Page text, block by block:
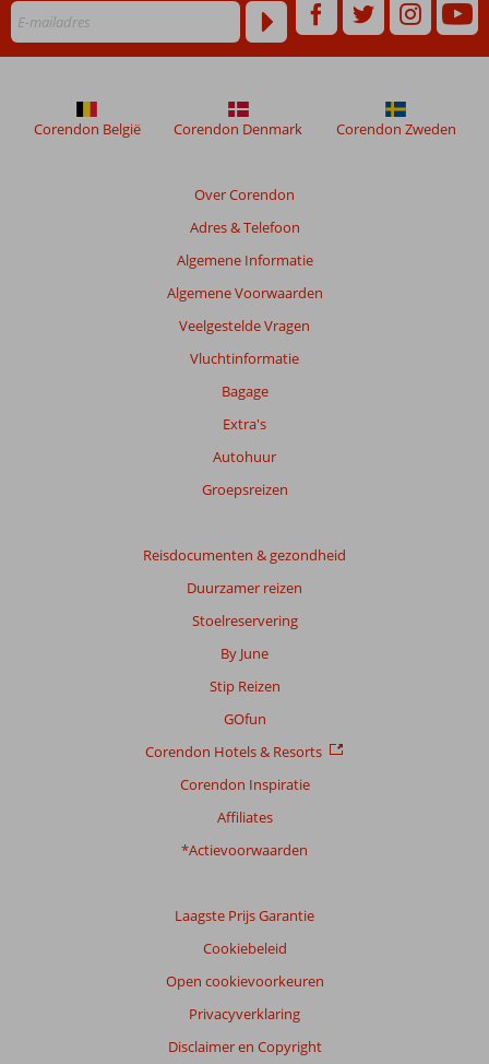
niet
weergegeven
om
Over Corendon
Adres & Telefoon
Algemene Informatie
Algemene Voorwaarden
Veelgestelde Vragen
Vluchtinformatie
Bagage
Extra's
Autohuur
Groepsreizen
Reisdocumenten & gezondheid
Duurzamer reizen
Stoelreservering
By June
Stip Reizen
GOfun
Corendon Hotels & Resorts
Corendon Inspiratie
Affiliates
*Actievoorwaarden
Laagste Prijs Garantie
Cookiebeleid
Open cookievoorkeuren
Privacyverklaring
Disclaimer en Copyright
Corendon België Corendon Denmark Corendon Zweden